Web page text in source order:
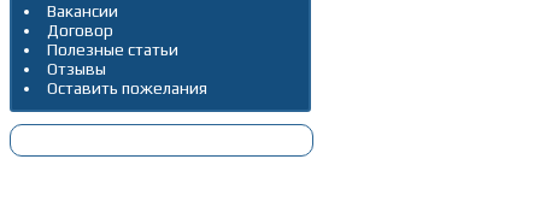
Вакансии
Договор
Полезные статьи
Отзывы
Оставить пожелания